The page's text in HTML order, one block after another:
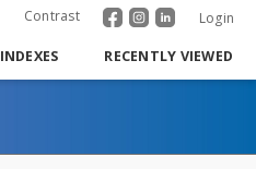
Contrast Login
INDEXES RECENTLY VIEWED